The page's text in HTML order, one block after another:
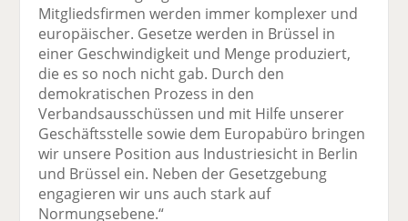
Mitgliedsfirmen werden immer komplexer und
europäischer. Gesetze werden in Brüssel in
einer Geschwindigkeit und Menge produziert,
die es so noch nicht gab. Durch den
demokratischen Prozess in den
Verbandsausschüssen und mit Hilfe unserer
Geschäftsstelle sowie dem Europabüro bringen
wir unsere Position aus Industriesicht in Berlin
und Brüssel ein. Neben der Gesetzgebung
engagieren wir uns auch stark auf
Normungsebene.“